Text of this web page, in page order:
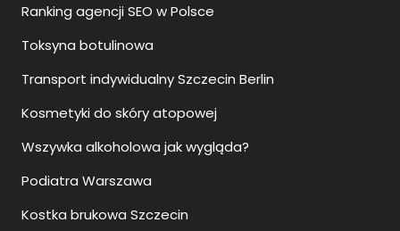
Ranking agencji SEO w Polsce
Toksyna botulinowa
Transport indywidualny Szczecin Berlin
Kosmetyki do skóry atopowej
Wszywka alkoholowa jak wygląda?
Podiatra Warszawa
Kostka brukowa Szczecin